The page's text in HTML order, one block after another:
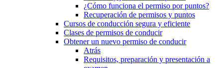
¿Cómo funciona el permiso por puntos?
Recuperación de permisos y puntos
Cursos de conducción segura y eficiente
Clases de permisos de conducir
Obtener un nuevo permiso de conducir
Atrás
Requisitos, preparación y presentación a